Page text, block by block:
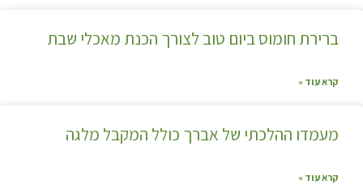
ברירת חומוס ביום טוב לצורך הכנת מאכלי שבת
קרא עוד »
מעמדו ההלכתי של אברך כולל המקבל מלגה
קרא עוד »